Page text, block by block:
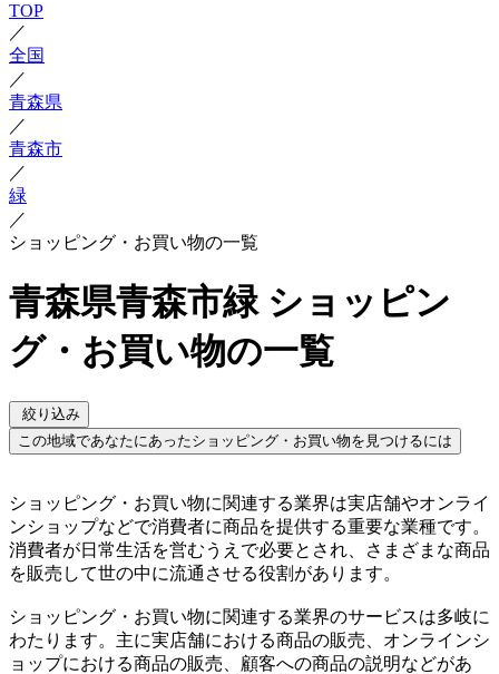
TOP
／
全国
／
青森県
／
青森市
／
緑
／
ショッピング・お買い物の一覧
青森県青森市緑 ショッピン
グ・お買い物の一覧
絞り込み
この地域であなたにあったショッピング・お買い物を見つけるには
ショッピング・お買い物に関連する業界は実店舗やオンライ
ンショップなどで消費者に商品を提供する重要な業種です。
消費者が日常生活を営むうえで必要とされ、さまざまな商品
を販売して世の中に流通させる役割があります。
ショッピング・お買い物に関連する業界のサービスは多岐に
わたります。主に実店舗における商品の販売、オンラインシ
ョップにおける商品の販売、顧客への商品の説明などがあ